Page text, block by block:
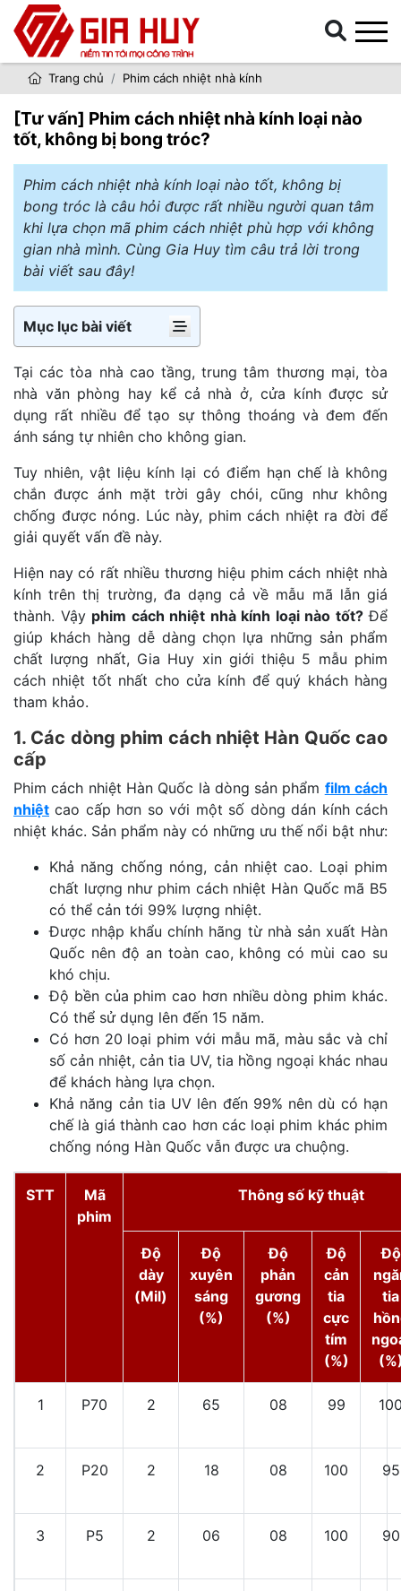
Trang chủ Phim cách nhiệt nhà kính
[Tư vấn] Phim cách nhiệt nhà kính loại nào
tốt, không bị bong tróc?
Phim cách nhiệt nhà kính loại nào tốt, không bị
bong tróc là câu hỏi được rất nhiều người quan tâm
khi lựa chọn mã phim cách nhiệt phù hợp với không
gian nhà mình. Cùng Gia Huy tìm câu trả lời trong
bài viết sau đây!
Mục lục bài viết
Tại các tòa nhà cao tầng, trung tâm thương mại, tòa
nhà văn phòng hay kể cả nhà ở, cửa kính được sử
dụng rất nhiều để tạo sự thông thoáng và đem đến
ánh sáng tự nhiên cho không gian.
Tuy nhiên, vật liệu kính lại có điểm hạn chế là không
chắn được ánh mặt trời gây chói, cũng như không
chống được nóng. Lúc này, phim cách nhiệt ra đời để
giải quyết vấn đề này.
Hiện nay có rất nhiều thương hiệu phim cách nhiệt nhà
kính trên thị trường, đa dạng cả về mẫu mã lẫn giá
thành. Vậy phim cách nhiệt nhà kính loại nào tốt?Để
giúp khách hàng dễ dàng chọn lựa những sản phẩm
chất lượng nhất, Gia Huy xin giới thiệu 5 mẫu phim
cách nhiệt tốt nhất cho cửa kính để quý khách hàng
tham khảo.
1. Các dòng phim cách nhiệt Hàn Quốc cao
cấp
Phim cách nhiệt Hàn Quốc là dòng sản phẩm film cách
nhiệt cao cấp hơn so với một số dòng dán kính cách
nhiệt khác. Sản phẩm này có những ưu thế nổi bật như:
Khả năng chống nóng, cản nhiệt cao. Loại phim
chất lượng như phim cách nhiệt Hàn Quốc mã B5
có thể cản tới 99% lượng nhiệt.
Được nhập khẩu chính hãng từ nhà sản xuất Hàn
Quốc nên độ an toàn cao, không có mùi cao su
khó chịu.
Độ bền của phim cao hơn nhiều dòng phim khác.
Có thể sử dụng lên đến 15 năm.
Có hơn 20 loại phim với mẫu mã, màu sắc và chỉ
số cản nhiệt, cản tia UV, tia hồng ngoại khác nhau
để khách hàng lựa chọn.
Khả năng cản tia UV lên đến 99% nên dù có hạn
chế là giá thành cao hơn các loại phim khác phim
chống nóng Hàn Quốc vẫn được ưa chuộng.
STT
Mã
phim
Thông số kỹ thuật
Độ
dày
(Mil)
Độ
xuyên
sáng
(%)
Độ
phản
gương
(%)
Độ
cản
tia
cực
tím
(%)
Độ
tia
1 P70 2 65 08 99
2 P20 2 18 08 100 95
3 P5 2 06 08 100 90